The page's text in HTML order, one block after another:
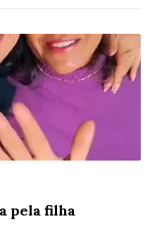
pela filha